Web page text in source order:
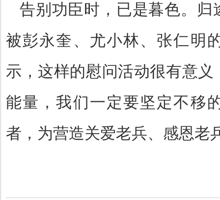
告别功臣时，已是暮色。归
被彭永奎、尤小林、张仁明
示，这样的慰问活动很有意
能量，我们一定要坚定不移
者，为营造关爱老兵、感恩老